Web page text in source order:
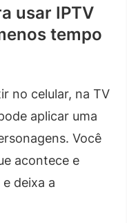
usar IPTV
tempo
no celular, na TV
aplicar uma
Você
acontece e
deixa a